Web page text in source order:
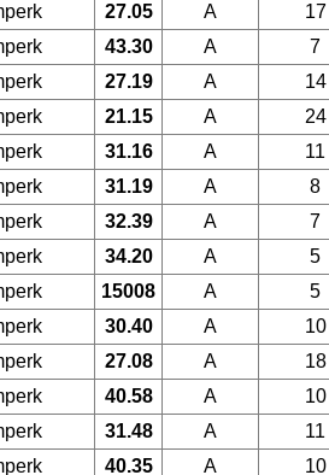
27.05 A 17
43.30 A 7
27.19 A 14
21.15 A 24
31.16 A 11
31.19 A 8
32.39 A 7
34.20 A 5
15008 A 5
30.40 A 10
27.08 A 18
40.58 A 10
31.48 A 11
40.35 A 10